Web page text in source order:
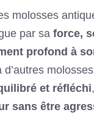
molosses
par sa force,
profond à
d’autres
et réfléchi
sans être